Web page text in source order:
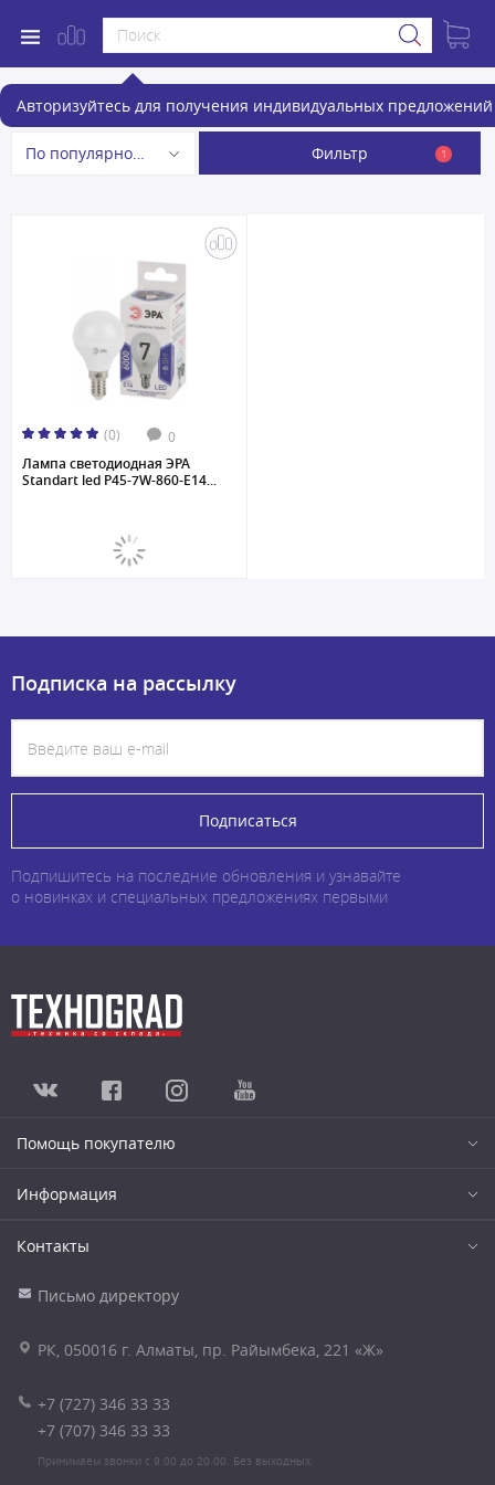
Авторизуйтесь для получения индивидуальных предложений
Лампочки
По популярности Фильтр 1
(0) 0
Лампа светодиодная ЭРА
Standart led P45-7W-860-E14...
Подписка на рассылку
Подписаться
Подпишитесь на последние обновления и узнавайте
о новинках и специальных предложениях первыми
Помощь покупателю
Информация
Контакты
Письмо директору
РК, 050016 г. Алматы, пр. Райымбека, 221 «Ж»
+7 (727) 346 33 33
+7 (707) 346 33 33
Принимаем звонки с 9.00 до 20.00. Без выходных.